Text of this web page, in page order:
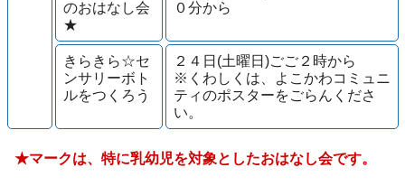
のおはなし会
★
０分から
きらきら☆セ
ンサリーボト
ルをつくろう
２４日(土曜日)ごご２時から
※くわしくは、よこかわコミュニ
ティのポスターをごらんくださ
い。
★マークは、特に乳幼児を対象としたおはなし会です。